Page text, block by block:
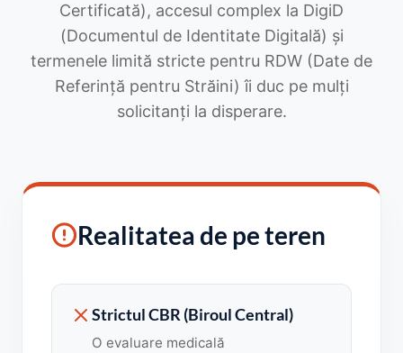
Certificată), accesul complex la DigiD
(Documentul de Identitate Digitală) și
termenele limită stricte pentru RDW (Date de
Referință pentru Străini) îi duc pe mulți
solicitanți la disperare.
Realitatea de pe teren
Strictul CBR (Biroul Central)
O evaluare medicală